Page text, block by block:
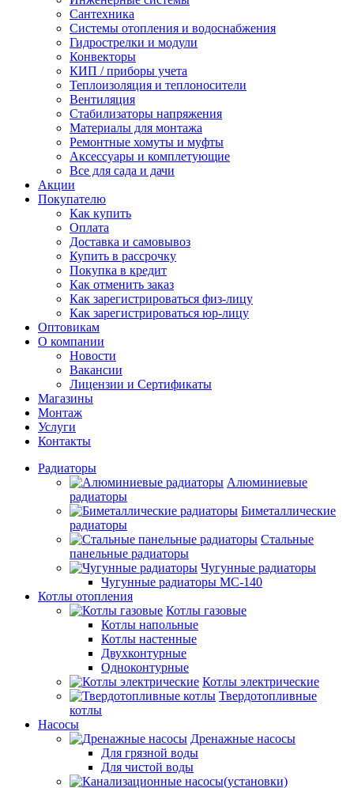
Сантехника
Системы отопления и водоснабжения
Гидрострелки и модули
Конвекторы
КИП / приборы учета
Теплоизоляция и теплоносители
Вентиляция
Стабилизаторы напряжения
Материалы для монтажа
Ремонтные хомуты и муфты
Аксессуары и комплетующие
Все для сада и дачи
Акции
Покупателю
Как купить
Оплата
Доставка и самовывоз
Купить в рассрочку
Покупка в кредит
Как отменить заказ
Как зарегистрироваться физ-лицу
Как зарегистрироваться юр-лицу
Оптовикам
О компании
Новости
Вакансии
Лицензии и Сертификаты
Магазины
Монтаж
Услуги
Контакты
Радиаторы
Алюминиевые
радиаторы
Биметаллические
радиаторы
Стальные
панельные радиаторы
Чугунные радиаторы
Чугунные радиаторы МС-140
Котлы отопления
Котлы газовые
Котлы напольные
Котлы настенные
Двухконтурные
Одноконтурные
Котлы электрические
Твердотопливные
котлы
Насосы
Дренажные насосы
Для грязной воды
Для чистой воды